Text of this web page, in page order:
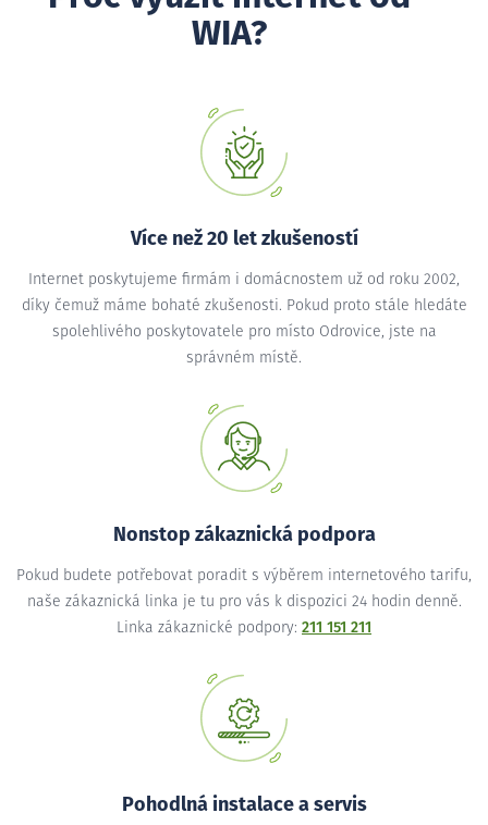
WIA?
Více než 20 let zkušeností
Internet poskytujeme firmám i domácnostem už od roku 2002,
díky čemuž máme bohaté zkušenosti. Pokud proto stále hledáte
spolehlivého poskytovatele pro místo Odrovice, jste na
správném místě.
Nonstop zákaznická podpora
Pokud budete potřebovat poradit s výběrem internetového tarifu,
naše zákaznická linka je tu pro vás k dispozici 24 hodin denně.
Linka zákaznické podpory: 211 151 211
Pohodlná instalace a servis